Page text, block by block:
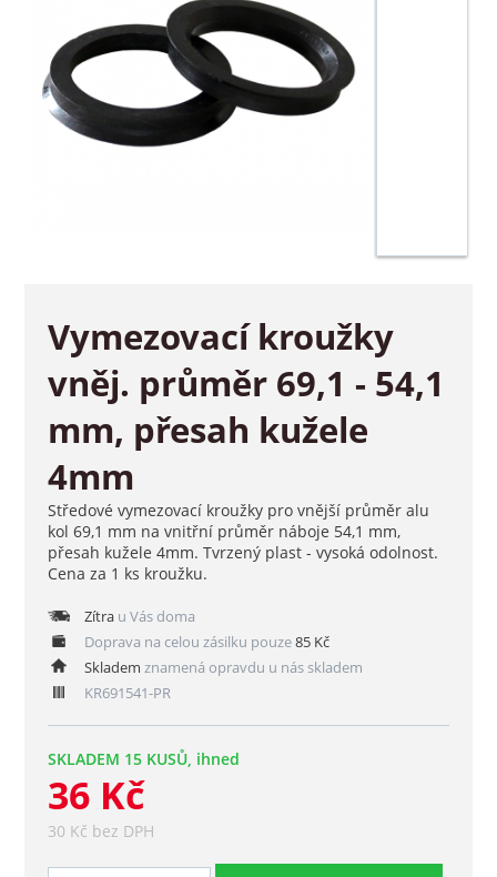
Vymezovací kroužky
vněj. průměr 69,1 - 54,1
mm, přesah kužele
4mm
Středové vymezovací kroužky pro vnější průměr alu
kol 69,1 mm na vnitřní průměr náboje 54,1 mm,
přesah kužele 4mm. Tvrzený plast - vysoká odolnost.
Cena za 1 ks kroužku.
Zítrau Vás doma
Doprava na celou zásilku pouze85 Kč
Skladem znamená opravdu u nás skladem
KR691541-PR
SKLADEM 15 KUSŮ, ihned
36 Kč
30 Kč bez DPH